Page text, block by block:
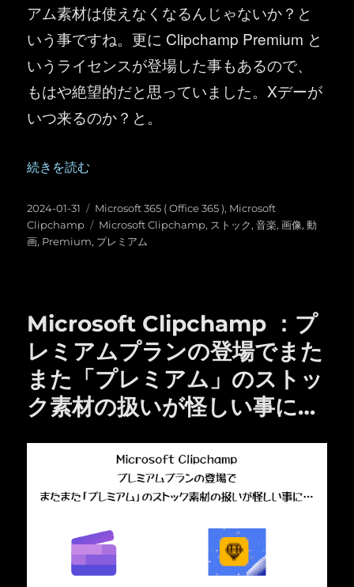
アム素材は使えなくなるんじゃないか？と
いう事ですね。更に Clipchamp Premium と
いうライセンスが登場した事もあるので、
もはや絶望的だと思っていました。Xデーが
いつ来るのか？と。
“Microsoft Clipchamp ：【悲報】ついに「プレミアム」
続きを読む
投
稿
日:
2024-01-31
カ
テ
ゴ
Microsoft 365 ( Office 365 ), Microsoft
Clipchamp
タ
グ
Microsoft Clipchamp, ストック,音楽,画像,動
画, Premium, プレミアム
Microsoft Clipchamp ：プ
レミアムプランの登場でまた
また「プレミアム」のストッ
ク素材の扱いが怪しい事に…